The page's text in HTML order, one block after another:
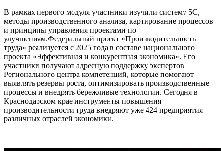
В рамках первого модуля участники изучили систему 5С,
методы производственного анализа, картирование процессов
и принципы управления проектами по
улучшениям.Федеральный проект «Производительность
труда» реализуется с 2025 года в составе национального
проекта «Эффективная и конкурентная экономика». Его
участники получают адресную поддержку экспертов
Регионального центра компетенций, которые помогают
выявлять резервы роста, оптимизировать производственные
процессы и внедрять бережливые технологии. Сегодня в
Краснодарском крае инструменты повышения
производительности труда внедряют уже 424 предприятия
различных отраслей экономики.